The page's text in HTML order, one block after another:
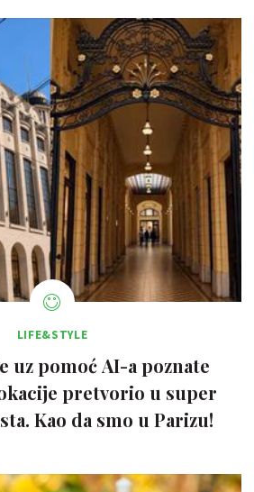
LIFE&STYLE
uz pomoć AI-a poznate
pretvorio u super
Kao da smo u Parizu!